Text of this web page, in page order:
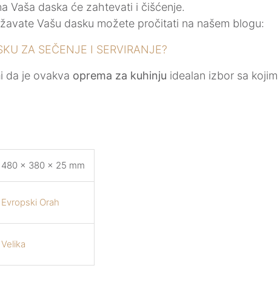
Vaša daska će zahtevati i čišćenje.
Vašu dasku možete pročitati na našem blogu:
ZA SEČENJE I SERVIRANJE?
da je ovakva oprema za kuhinju idealan izbor sa
480 × 380 × 25 mm
Evropski Orah
Velika